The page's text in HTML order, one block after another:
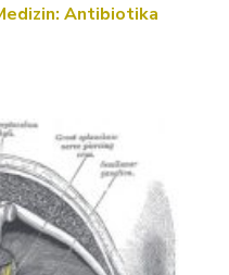
Antibiotika